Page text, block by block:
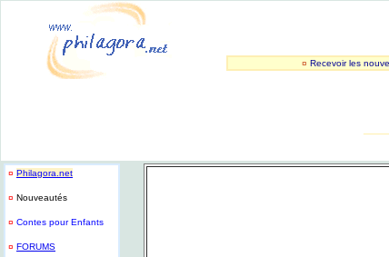
¤ Recevoir les
¤ Philagora.net
¤ Nouveautés
¤ Contes pour Enfants
¤ FORUMS